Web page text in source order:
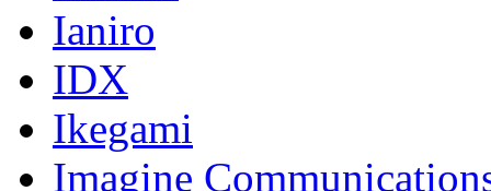
Ianiro
IDX
Ikegami
Imagine